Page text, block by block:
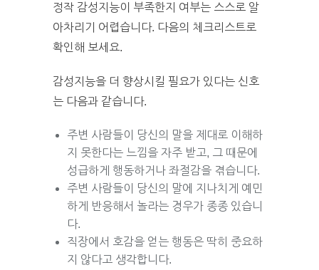
정작 감성지능이 부족한지 여부는 스스로 알
아차리기 어렵습니다. 다음의 체크리스트로
확인해 보세요.
감성지능을 더 향상시킬 필요가 있다는 신호
는 다음과 같습니다.
주변 사람들이 당신의 말을 제대로 이해하
지 못한다는 느낌을 자주 받고, 그 때문에
성급하게 행동하거나 좌절감을 겪습니다.
주변 사람들이 당신의 말에 지나치게 예민
하게 반응해서 놀라는 경우가 종종 있습니
다.
직장에서 호감을 얻는 행동은 딱히 중요하
지 않다고 생각합니다.